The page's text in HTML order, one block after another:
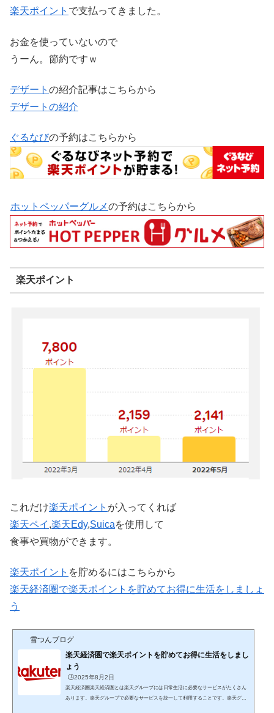
楽天ポイント で支払ってきました。
お金を使っていないので
うーん。節約ですｗ
デザート の紹介記事はこちらから
デザートの紹介
ぐるなびの予約はこちらから
ホットペッパーグルメの予約はこちらから
楽天ポイント
これだけ楽天ポイント が入ってくれば
楽天ペイ ,楽天Edy,Suicaを使用して
食事や買物ができます。
楽天ポイント を貯めるにはこちらから
楽天経済圏で楽天ポイントを貯めてお得に生活をしましょ
う
雪つんブログ
楽天経済圏で楽天ポイントを貯めてお得に生活をしまし
ょう
🕒️2025年8月2日
楽天経済圏楽天経済圏とは楽天グループには日常生活に必要なサービスがたくさん
あります。楽天グループで必要なサービスを統一して利用することです。楽天グル